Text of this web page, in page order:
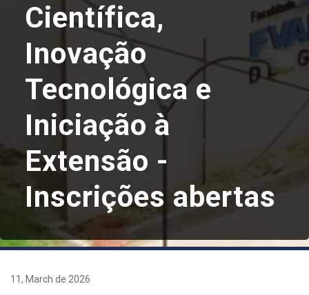
Científica,
Inovação
Tecnológica e
Iniciação à
Extensão -
Inscrições abertas
11, March de 2026